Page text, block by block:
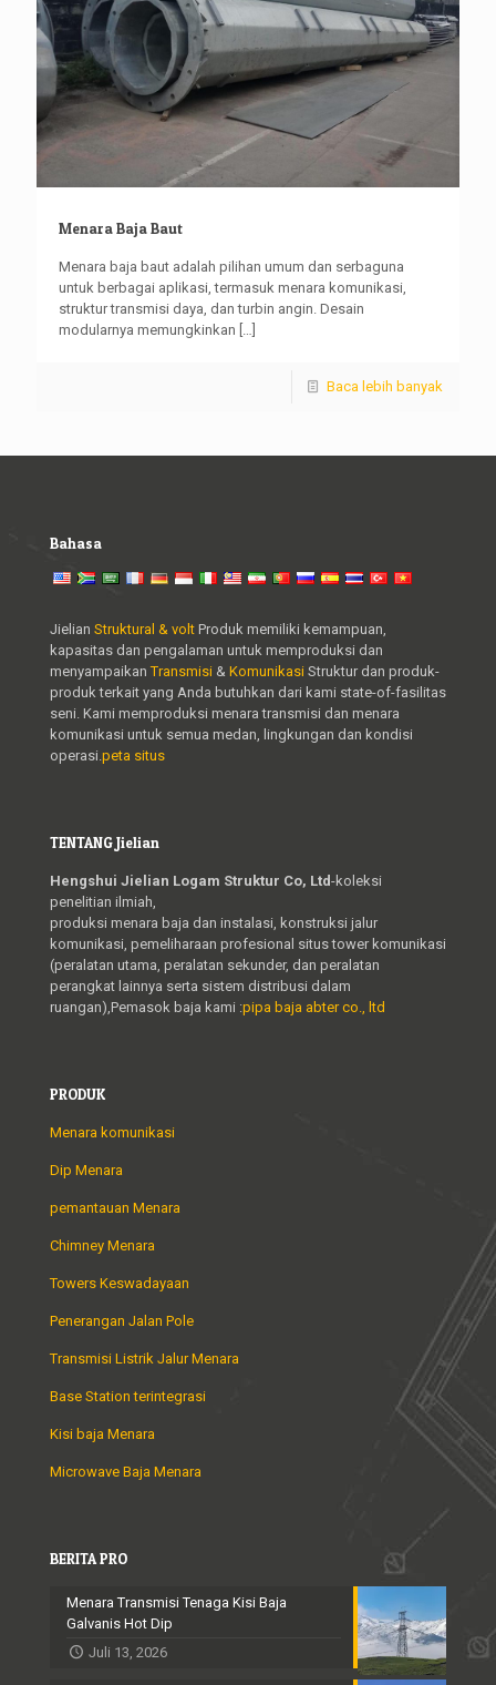
Menara Baja Baut
Menara baja baut adalah pilihan umum dan serbaguna
untuk berbagai aplikasi, termasuk menara komunikasi,
struktur transmisi daya, dan turbin angin. Desain
modularnya memungkinkan […]
Baca lebih banyak
Bahasa
Jielian Struktural & volt Produk memiliki kemampuan,
kapasitas dan pengalaman untuk memproduksi dan
menyampaikanTransmisi & Komunikasi Struktur dan produk-
produk terkait yang Anda butuhkan dari kami state-of-fasilitas
seni. Kami memproduksi menara transmisi dan menara
komunikasi untuk semua medan, lingkungan dan kondisi
operasi. peta situs
TENTANG Jielian
Hengshui Jielian Logam Struktur Co, Ltd-koleksi
penelitian ilmiah,
produksi menara baja dan instalasi, konstruksi jalur
komunikasi, pemeliharaan profesional situs tower komunikasi
(peralatan utama, peralatan sekunder, dan peralatan
perangkat lainnya serta sistem distribusi dalam
ruangan),Pemasok baja kami :pipa baja abter co., ltd
PRODUK
Menara komunikasi
Dip Menara
pemantauan Menara
Chimney Menara
Towers Keswadayaan
Penerangan Jalan Pole
Transmisi Listrik Jalur Menara
Base Station terintegrasi
Kisi baja Menara
Microwave Baja Menara
BERITA PRO
Menara Transmisi Tenaga Kisi Baja
Galvanis Hot Dip
Juli 13, 2026